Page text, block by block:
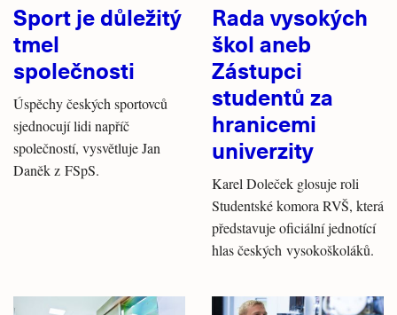
Sport je důležitý
tmel
společnosti
Úspěchy českých sportovců
sjednocují lidi napříč
společností, vysvětluje Jan
Daněk z FSpS.
Rada vysokých
škol aneb
Zástupci
studentů za
hranicemi
univerzity
Karel Doleček glosuje roli
Studentské komora RVŠ, která
představuje oficiální jednotící
hlas českých vysokoškoláků.